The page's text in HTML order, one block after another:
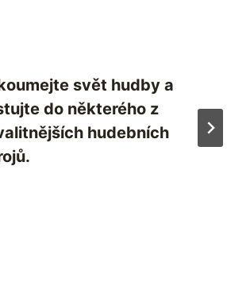
svět hudby a
do některého z
hudebních